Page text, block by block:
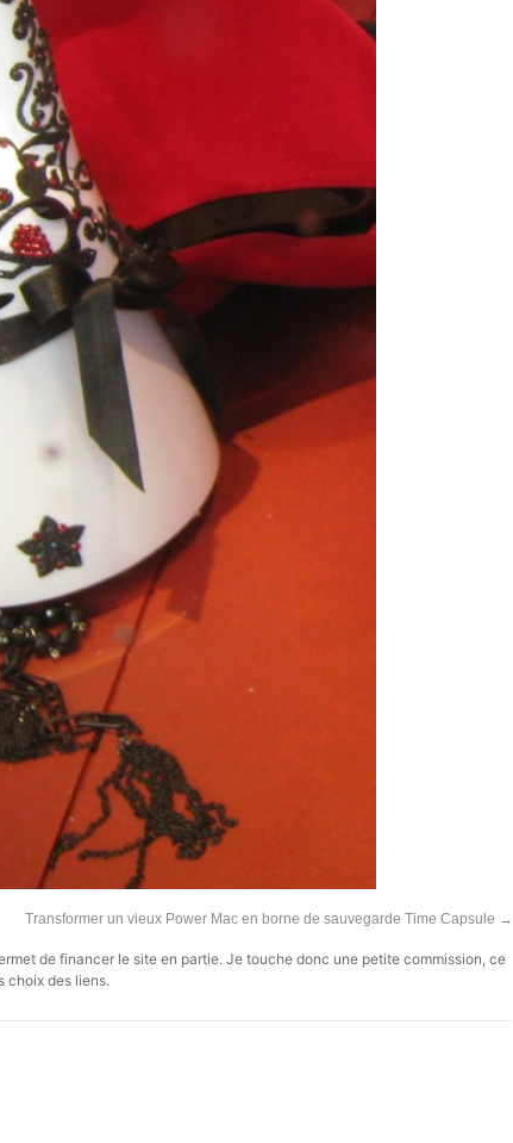
Transformer un vieux Power Mac en borne de sauvegarde Time Capsule →
de financer le site en partie. Je touche donc une petite commission, ce
choix des liens.